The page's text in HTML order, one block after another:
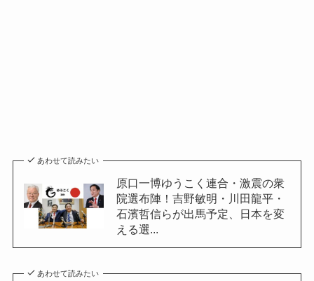
あわせて読みたい
原口一博ゆうこく連合・激震の衆
院選布陣！吉野敏明・川田龍平・
石濱哲信らが出馬予定、日本を変
える選...
あわせて読みたい